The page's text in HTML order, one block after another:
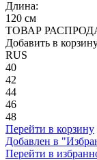
Длина:
120 см
ТОВАР
Добавить в
RUS
40
42
44
46
48
Перейти в корзину
Добавлен в
Перейти в